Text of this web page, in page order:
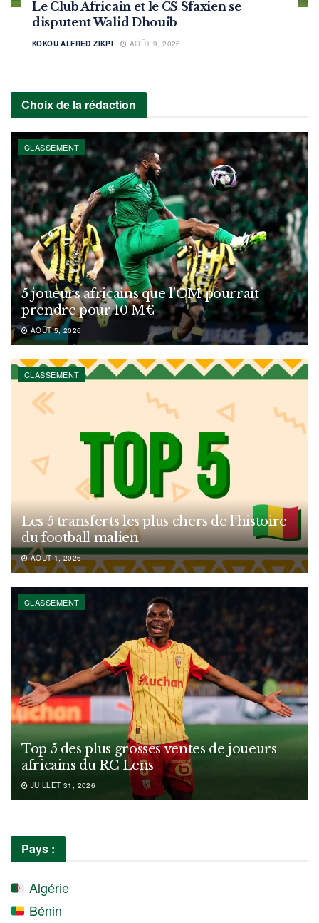
Le Club Africain et le CS Sfaxien se
disputent Walid Dhouib
KOKOU ALFRED ZIKPI AOÛT 9, 2026
Choix de la rédaction
CLASSEMENT
5 joueurs africains que l’OM pourrait
prendre pour 10 M€
AOÛT 5, 2026
CLASSEMENT
Les 5 transferts les plus chers de l’histoire
du football malien
AOÛT 1, 2026
CLASSEMENT
Top 5 des plus grosses ventes de joueurs
africains du RC Lens
JUILLET 31, 2026
Pays :
Algérie
Bénin